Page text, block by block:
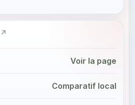
Voir la page
Comparatif local